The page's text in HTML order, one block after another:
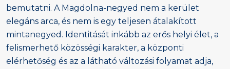
bemutatni. A Magdolna-negyed nem a kerület
elegáns arca, és nem is egy teljesen átalakított
mintanegyed. Identitását inkább az erős helyi élet, a
felismerhető közösségi karakter, a központi
elérhetőség és az a látható változási folyamat adja,